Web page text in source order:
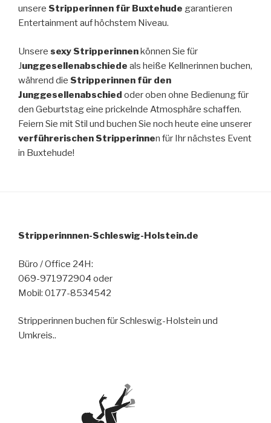
unsere Stripperinnen für Buxtehude garantieren
Entertainment auf höchstem Niveau.
Unsere sexy Stripperinnenkönnen Sie für
Junggesellenabschiede als heiße Kellnerinnen buchen,
während die Stripperinnen für den
Junggesellenabschied oder oben ohne Bedienung für
den Geburtstag eine prickelnde Atmosphäre schaffen.
Feiern Sie mit Stil und buchen Sie noch heute eine unserer
verführerischen Stripperinnen für Ihr nächstes Event
in Buxtehude!
Stripperinnnen-Schleswig-Holstein.de
Büro / Office 24H:
069-971972904 oder
Mobil: 0177-8534542
Stripperinnen buchen für Schleswig-Holstein und
Umkreis..